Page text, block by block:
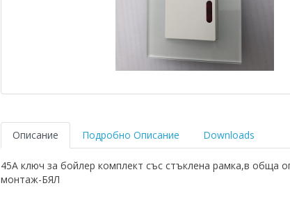
Описание Подробно Описание Downloads
45А ключ за бойлер комплект със стъклена рамка,в обща
монтаж-БЯЛ